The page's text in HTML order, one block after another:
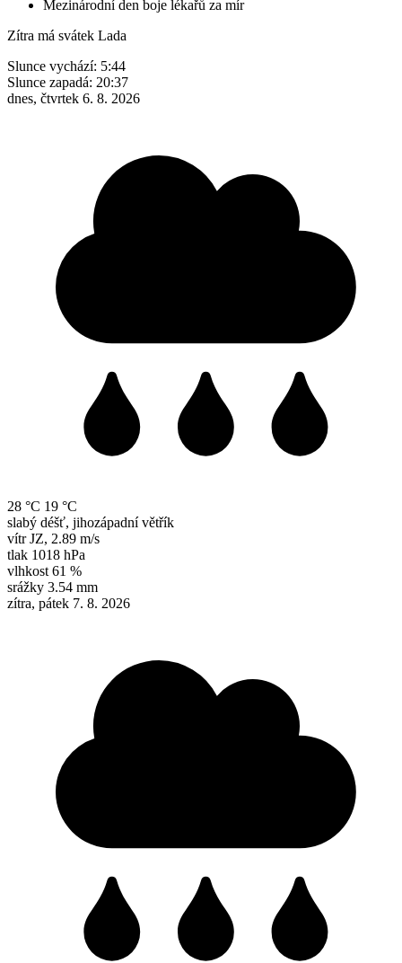
Mezinárodní den boje lékařů za mír
Zítra má svátek Lada
Slunce vychází: 5:44
Slunce zapadá: 20:37
dnes, čtvrtek 6. 8. 2026
28 °C 19 °C
slabý déšť, jihozápadní větřík
vítr JZ, 2.89 m/s
tlak 1018 hPa
vlhkost 61 %
srážky 3.54 mm
zítra, pátek 7. 8. 2026